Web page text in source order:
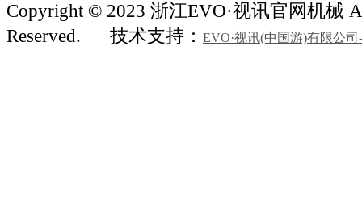
Copyright © 2023 浙江EVO·视讯官网机械
Reserved.
技术支持： EVO·视讯(中国游)有限公司